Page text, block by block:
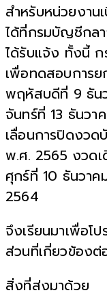
สำหรับหน่วยงาน
ได้ที่กรมบัญชีกล
ได้รับแจ้ง ทั้งนี้ ก
เพื่อทดสอบการ
พฤหัสบดีที่ 9 ธัน
จันทร์ที่ 13 ธันว
เลื่อนการปิดงว
พ.ศ. 2565 งวด
ศุกร์ที่ 10 ธันวา
2564
จึงเรียนมาเพื่อโ
ส่วนที่เกี่ยวข้องต่
สิ่งที่ส่งมาด้วย